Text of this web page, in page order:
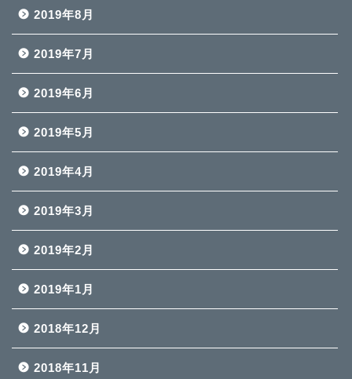
2019年8月
2019年7月
2019年6月
2019年5月
2019年4月
2019年3月
2019年2月
2019年1月
2018年12月
2018年11月